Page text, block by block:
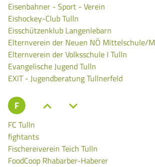
Eisenbahner - Sport - Verein
Eishockey-Club Tulln
Eisschützenklub Langenlebarn
Elternverein der Neuen NÖ Mittelschule/M
Elternverein der Volksschule I Tulln
Evangelische Jugend Tulln
EXIT - Jugendberatung Tullnerfeld
F
FC Tulln
fightants
Fischereiverein Teich Tulln
FoodCoop Rhabarber-Haberer